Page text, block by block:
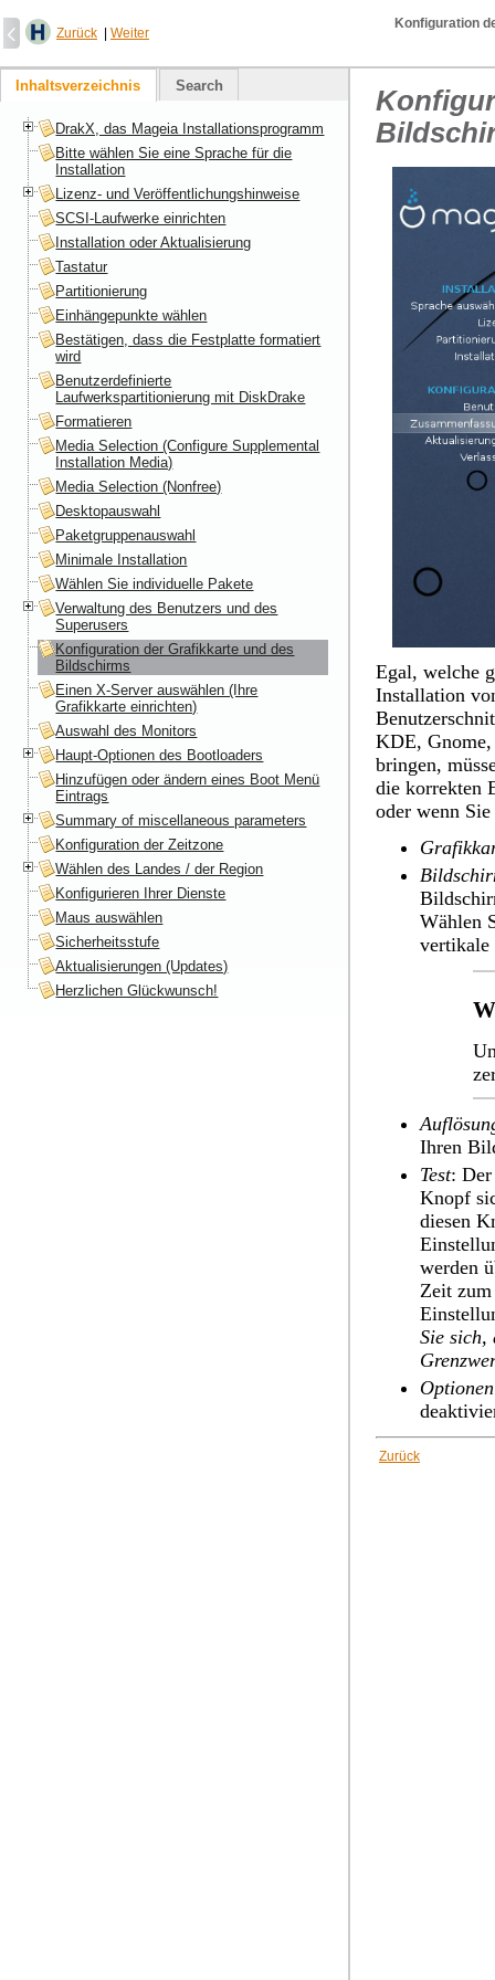
Zurück Weiter
Konfiguration
Egal, welche
Installation
KDE, Gnome
bringen,
die korrekten
oder wenn
Wählen
vertikale
Ihren
Test:
Knopf
diesen
werden
Zeit
Sie sich,
Optionen
Zurück
Inhaltsverzeichnis Search
DrakX, das Mageia Installationsprogramm
Bitte wählen Sie eine Sprache für die
Installation
Lizenz- und Veröffentlichungshinweise
SCSI-Laufwerke einrichten
Installation oder Aktualisierung
Tastatur
Partitionierung
Einhängepunkte wählen
Bestätigen, dass die Festplatte formatiert
wird
Benutzerdefinierte
Laufwerkspartitionierung mit DiskDrake
Formatieren
Media Selection (Configure Supplemental
Installation Media)
Media Selection (Nonfree)
Desktopauswahl
Paketgruppenauswahl
Minimale Installation
Wählen Sie individuelle Pakete
Verwaltung des Benutzers und des
Superusers
Konfiguration der Grafikkarte und des
Bildschirms
Einen X-Server auswählen (Ihre
Grafikkarte einrichten)
Auswahl des Monitors
Haupt-Optionen des Bootloaders
Hinzufügen oder ändern eines Boot Menü
Eintrags
Summary of miscellaneous parameters
Konfiguration der Zeitzone
Wählen des Landes / der Region
Konfigurieren Ihrer Dienste
Maus auswählen
Sicherheitsstufe
Aktualisierungen (Updates)
Herzlichen Glückwunsch!